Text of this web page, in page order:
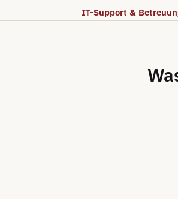
IT-Support &